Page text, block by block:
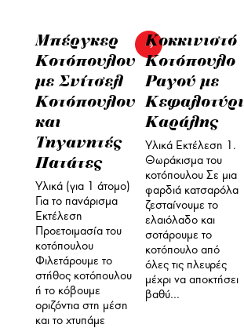
Μπέργκερ
Κοτόπουλου
με Σνίτσελ
Κοτόπουλου
και
Τηγανητές
Πατάτες
Υλικά (για 1 άτομο)
Για το πανάρισμα
Εκτέλεση
Προετοιμασία του
κοτόπουλου
Φιλετάρουμε το
στήθος κοτόπουλου
ή το κόβουμε
οριζόντια στη μέση
και το χτυπάμε
Κοκκινιστό
Κοτόπουλο
Ραγού με
Κεφαλοτύρι
Καράλης
Υλικά Εκτέλεση 1.
Θωράκισμα του
κοτόπουλου Σε μια
φαρδιά κατσαρόλα
ζεσταίνουμε το
ελαιόλαδο και
σοτάρουμε το
κοτόπουλο από
όλες τις πλευρές
μέχρι να αποκτήσει
βαθύ…